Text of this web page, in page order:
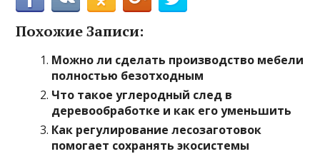
Похожие Записи:
Можно ли сделать производство мебели
полностью безотходным
Что такое углеродный след в
деревообработке и как его уменьшить
Как регулирование лесозаготовок
помогает сохранять экосистемы